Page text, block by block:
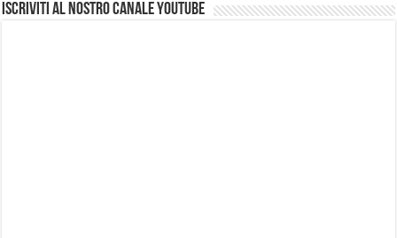
Iscriviti al nostro Canale Youtube